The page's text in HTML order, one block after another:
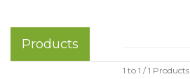
Products
1 to 1 / 1 Products